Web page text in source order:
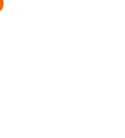
#共働き夫婦